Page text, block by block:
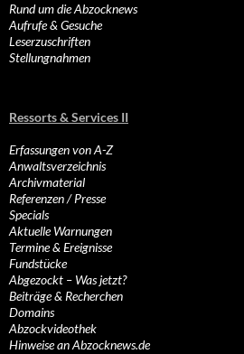
Rund um die Abzocknews
Aufrufe & Gesuche
Leserzuschriften
Stellungnahmen
Ressorts & Services II
Erfassungen von A-Z
Anwaltsverzeichnis
Archivmaterial
Referenzen / Presse
Specials
Aktuelle Warnungen
Termine & Ereignisse
Fundstücke
Abgezockt – Was jetzt?
Beiträge & Recherchen
Domains
Abzockvideothek
Hinweise an Abzocknews.de